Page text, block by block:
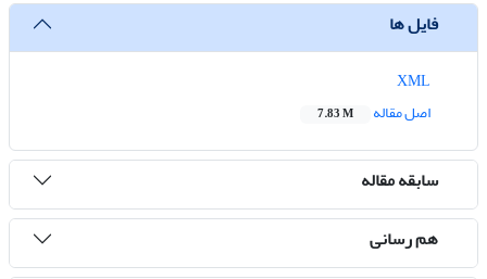
فایل ها
اصل مقاله
7.83 M
سابقه مقاله
هم رسانی